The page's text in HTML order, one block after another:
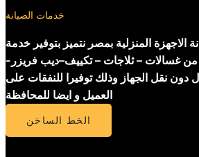
خدمات الصيانة
الاجهزة المنزلية بمصر نتميز بتوفير خدمة
من غسالات – ثلاجات – تكييف–ديب فريزر-
دون نقل الجهاز وذلك توفيرا للنفقات على
العميل و ايضا للمحافظة
الخط الساخن